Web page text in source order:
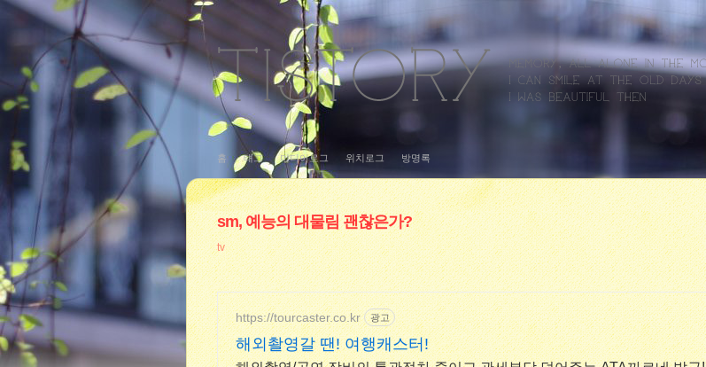
홈 태그 미디어로그 위치로그 방명록
sm, 예능의 대물림 괜찮은가?
tv
https://tourcaster.co.kr 광고
해외촬영갈 땐! 여행캐스터!